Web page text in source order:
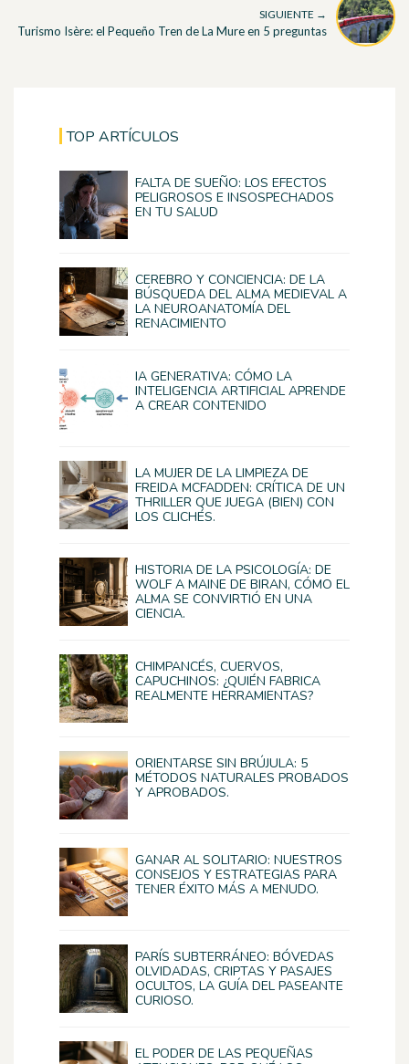
SIGUIENTE →
Turismo Isère: el Pequeño Tren de La Mure en 5 preguntas
TOP ARTÍCULOS
FALTA DE SUEÑO: LOS EFECTOS
PELIGROSOS E INSOSPECHADOS
EN TU SALUD
CEREBRO Y CONCIENCIA: DE LA
BÚSQUEDA DEL ALMA MEDIEVAL A
LA NEUROANATOMÍA DEL
RENACIMIENTO
IA GENERATIVA: CÓMO LA
INTELIGENCIA ARTIFICIAL APRENDE
A CREAR CONTENIDO
LA MUJER DE LA LIMPIEZA DE
FREIDA MCFADDEN: CRÍTICA DE UN
THRILLER QUE JUEGA (BIEN) CON
LOS CLICHÉS.
HISTORIA DE LA PSICOLOGÍA: DE
WOLF A MAINE DE BIRAN, CÓMO EL
ALMA SE CONVIRTIÓ EN UNA
CIENCIA.
CHIMPANCÉS, CUERVOS,
CAPUCHINOS: ¿QUIÉN FABRICA
REALMENTE HERRAMIENTAS?
ORIENTARSE SIN BRÚJULA: 5
MÉTODOS NATURALES PROBADOS
Y APROBADOS.
GANAR AL SOLITARIO: NUESTROS
CONSEJOS Y ESTRATEGIAS PARA
TENER ÉXITO MÁS A MENUDO.
PARÍS SUBTERRÁNEO: BÓVEDAS
OLVIDADAS, CRIPTAS Y PASAJES
OCULTOS, LA GUÍA DEL PASEANTE
CURIOSO.
EL PODER DE LAS PEQUEÑAS